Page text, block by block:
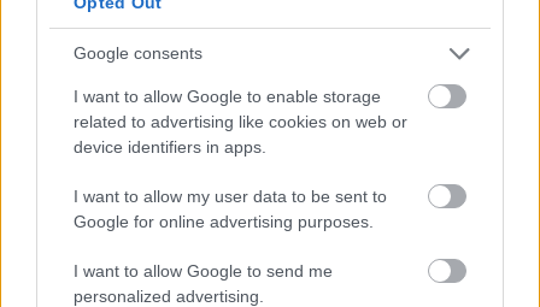
Google consents
I want to allow Google to enable storage
related to advertising like cookies on web or
device identifiers in apps.
I want to allow my user data to be sent to
Google for online advertising purposes.
I want to allow Google to send me
personalized advertising.
(μαζί με την έμπνευση) στα στενά της Αθήνας, κι από τότε
μέχρι σήμερα δεν έχει σταματήσει να μεγαλώνει.
Αμετανόητα περίεργη, θα πάει με την ίδια ευκολία σε
συνοικιακά κουτούκια και σε τρέντι μπαρ, και θα σου μιλήσει
με τον ίδιο ενθουσιασμό για τα ταξίδια της, τα νέα της
ημέρας, τα θέατρα της πόλης, τις παλαβομάρες του ίντερνετ
και τις τελευταίες τάσεις σε διατροφή και άσκηση. Υπόσχεται
πως μόνο ό,τι αξίζει γίνεται byte.